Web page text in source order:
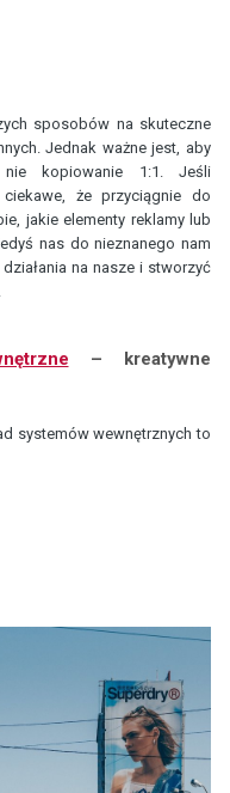
sposobów na skuteczne
Jednak ważne jest, aby
kopiowanie 1:1. Jeśli
że przyciągnie do
jakie elementy reklamy lub
nas do nieznanego nam
na nasze i stworzyć
– kreatywne
systemów wewnętrznych to